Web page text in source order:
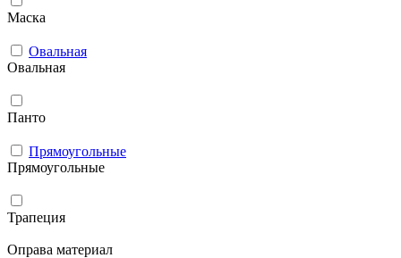
Маска
Овальная
Овальная
Панто
Прямоугольные
Прямоугольные
Трапеция
Оправа материал